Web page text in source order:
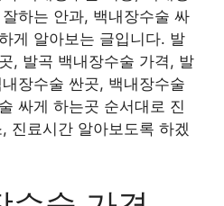
하는 안과, 백내장수술 싸
게 알아보는 글입니다. 발
, 발곡 백내장수술 가격, 발
장수술 싼곳, 백내장수술
싸게 하는곳 순서대로 진
진료시간 알아보도록 하겠